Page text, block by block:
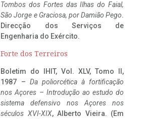
Tombos dos Fortes das Ilhas do Faial,
São Jorge e Graciosa, por Damião Pego.
Direcção dos Serviços de
Engenharia do Exército.
Forte dos Terreiros
Boletim do IHIT, Vol. XLV, Tomo II,
1987 – Da poliorcética à fortificação
nos Açores – Introdução ao estudo do
sistema defensivo nos Açores nos
séculos XVI-XIX, Alberto Vieira. (Em